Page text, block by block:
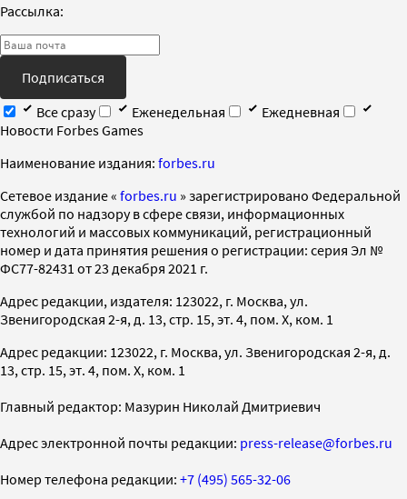
Рассылка:
Подписаться
Все сразу
Еженедельная
Ежедневная
Новости Forbes Games
Наименование издания: forbes.ru
Cетевое издание « forbes.ru » зарегистрировано Федеральной
службой по надзору в сфере связи, информационных
технологий и массовых коммуникаций, регистрационный
номер и дата принятия решения о регистрации: серия Эл №
ФС77-82431 от 23 декабря 2021 г.
Адрес редакции, издателя: 123022, г. Москва, ул.
Звенигородская 2-я, д. 13, стр. 15, эт. 4, пом. X, ком. 1
Адрес редакции: 123022, г. Москва, ул. Звенигородская 2-я, д.
13, стр. 15, эт. 4, пом. X, ком. 1
Главный редактор: Мазурин Николай Дмитриевич
Адрес электронной почты редакции: press-release@forbes.ru
Номер телефона редакции: +7 (495) 565-32-06